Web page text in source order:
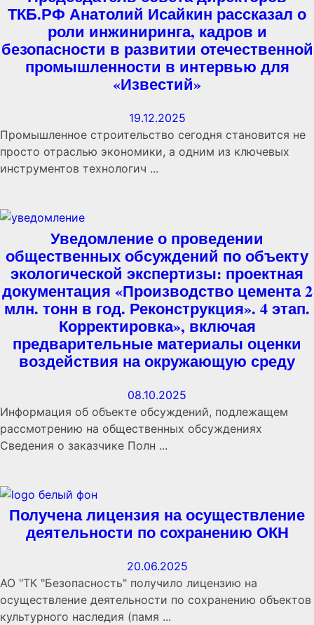
ТКБ.РФ Анатолий Исайкин рассказал о
роли инжиниринга, кадров и
безопасности в развитии отечественной
промышленности в интервью для
«Известий»
19.12.2025
Промышленное строительство сегодня становится не
просто отраслью экономики, а одним из ключевых
инструментов технологич ...
Уведомление о проведении
общественных обсуждений по объекту
экологической экспертизы: проектная
документация «Производство цемента 2
млн. тонн в год. Реконструкция». 4 этап.
Корректировка», включая
предварительные материалы оценки
воздействия на окружающую среду
08.10.2025
Информация об объекте обсуждений, подлежащем
рассмотрению на общественных обсуждениях
Сведения о заказчике Полн ...
Получена лицензия на осуществление
деятельности по сохранению ОКН
20.06.2025
АО "ТК "Безопасность" получило лицензию на
осуществление деятельности по сохранению объектов
культурного наследия (памя ...